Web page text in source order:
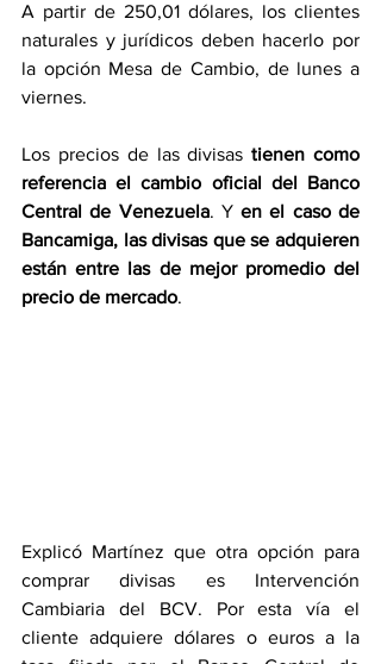
A partir de 250,01 dólares, los clientes
naturales y jurídicos deben hacerlo por
la opción Mesa de Cambio, de lunes a
viernes.
Los precios de las divisas tienen como
referencia el cambio oficial del Banco
Central de Venezuela. Y en el caso de
Bancamiga, las divisas que se adquieren
están entre las de mejor promedio del
precio de mercado.
Explicó Martínez que otra opción para
comprar divisas es Intervención
Cambiaria del BCV. Por esta vía el
cliente adquiere dólares o euros a la